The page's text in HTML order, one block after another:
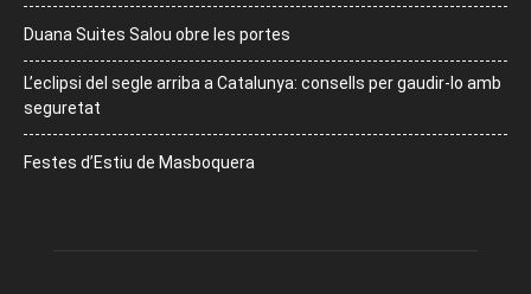
Duana Suites Salou obre les portes
L’eclipsi del segle arriba a Catalunya: consells per gaudir-lo amb
seguretat
Festes d’Estiu de Masboquera